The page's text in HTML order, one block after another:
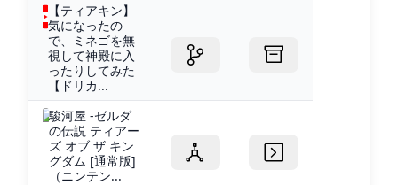
【ティアキン】
気になったの
で、ミネゴを無
視して神殿に入
ったりしてみた
【ドリカ...
駿河屋 -ゼルダ
の伝説 ティアー
ズ オブ ザ キン
グダム [通常版]
（ニンテン...